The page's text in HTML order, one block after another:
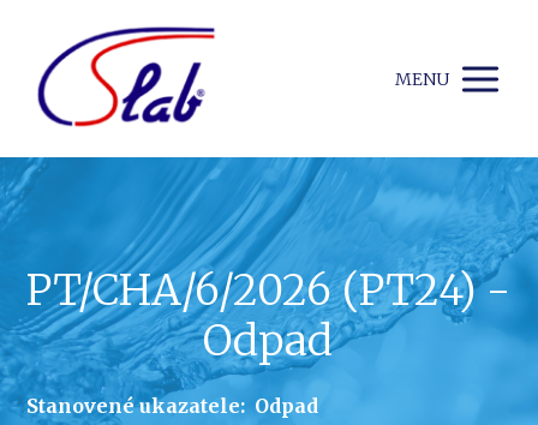
MENU
PT/CHA/6/2026 (PT24) -
Odpad
Stanovené ukazatele: Odpad